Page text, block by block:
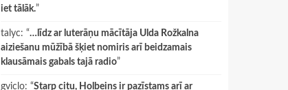
iet tālāk.”
talyc: “…līdz ar luterāņu mācītāja Ulda Rožkalna
aiziešanu mūžībā šķiet nomiris arī beidzamais
klausāmais gabals tajā radio”
gviclo: “Starp citu, Holbeins ir pazīstams arī ar